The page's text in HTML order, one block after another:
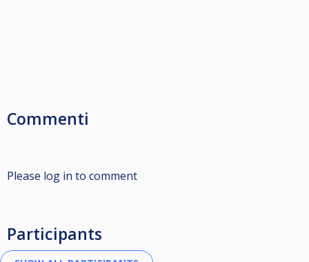
Commenti
Please log in to comment
Participants